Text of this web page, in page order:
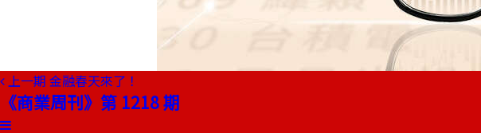
上一期 金融春天來了！
《商業周刊》第 1218 期